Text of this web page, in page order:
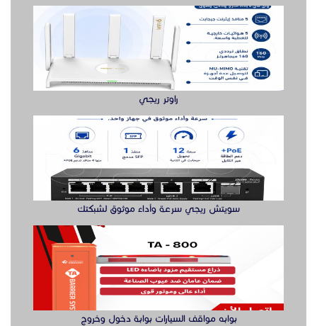
راوتر ريجي
سويتش ريجي سرعة وأداء موثوق لشبكتك
بوابه مواقف السيارات بوابة دخول وخروج